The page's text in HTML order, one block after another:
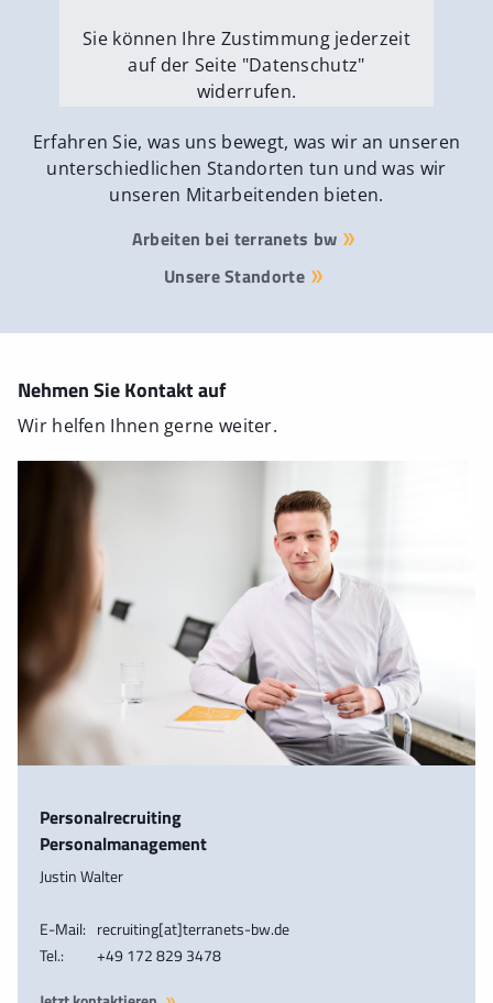
Sie können Ihre Zustimmung jederzeit
auf der Seite "Datenschutz"
widerrufen.
Externe Medien erlauben
Erfahren Sie, was uns bewegt, was wir an unseren
unterschiedlichen Standorten tun und was wir
unseren Mitarbeitenden bieten.
Arbeiten bei terranets bw
Unsere Standorte
Nehmen Sie Kontakt auf
Wir helfen Ihnen gerne weiter.
Personalrecruiting
Personalmanagement
Justin Walter
E-Mail: recruiting[at]terranets-bw.de
Tel.:
+49 172 829 3478